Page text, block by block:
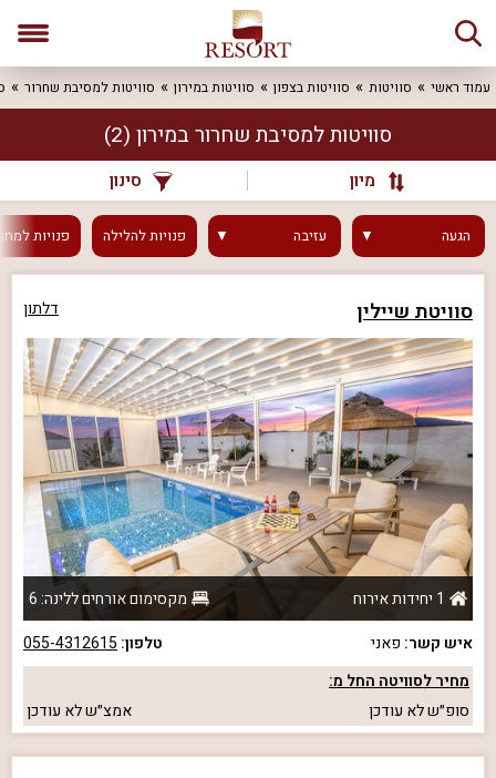
עמוד ראשי סוויטות סוויטות בצפון סוויטות במירון סוויטות למסיבת שחרור
סוויטות למסיבת שחרור במירון (2)
מיון סינון
הגעה עזיבה פנויותלהלילה פנויות
סוויטת שיילין דלתון
1 יחידות אירוח
מקסימום אורחים ללינה: 6
איש קשר: פאני טלפון: 055-4312615
מחיר לסוויטה החל מ:
סופ״שלא עודכן אמצ״שלא עודכן